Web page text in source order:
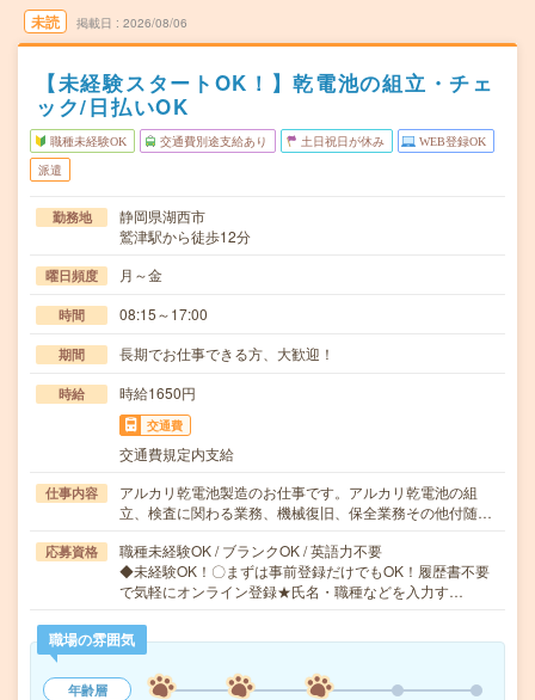
未読 掲載日 2026/08/06
【未経験スタートOK！】乾電池の組立・チェ
ック/日払いOK
職種未経験OK 交通費別途支給あり 土日祝日が休み WEB登録OK
派遣
勤務地
静岡県湖西市
鷲津駅から徒歩12分
曜日頻度 月～金
時間 08:15～17:00
期間 長期でお仕事できる方、大歓迎！
時給 時給1650円
交通費
交通費規定内支給
仕事内容
アルカリ乾電池製造のお仕事です。アルカリ乾電池の組
立、検査に関わる業務、機械復旧、保全業務その他付随…
応募資格
職種未経験OK / ブランクOK / 英語力不要
◆未経験OK！〇まずは事前登録だけでもOK！履歴書不要
で気軽にオンライン登録★氏名・職種などを入力す…
職場の雰囲気
年齢層